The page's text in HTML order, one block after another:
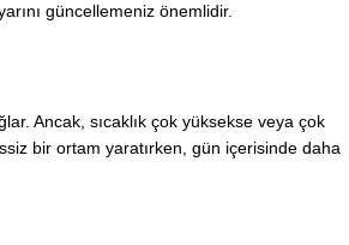
güncellemeniz önemlidir.
Ancak, sıcaklık çok yüksekse veya çok
bir ortam yaratırken, gün içerisinde daha